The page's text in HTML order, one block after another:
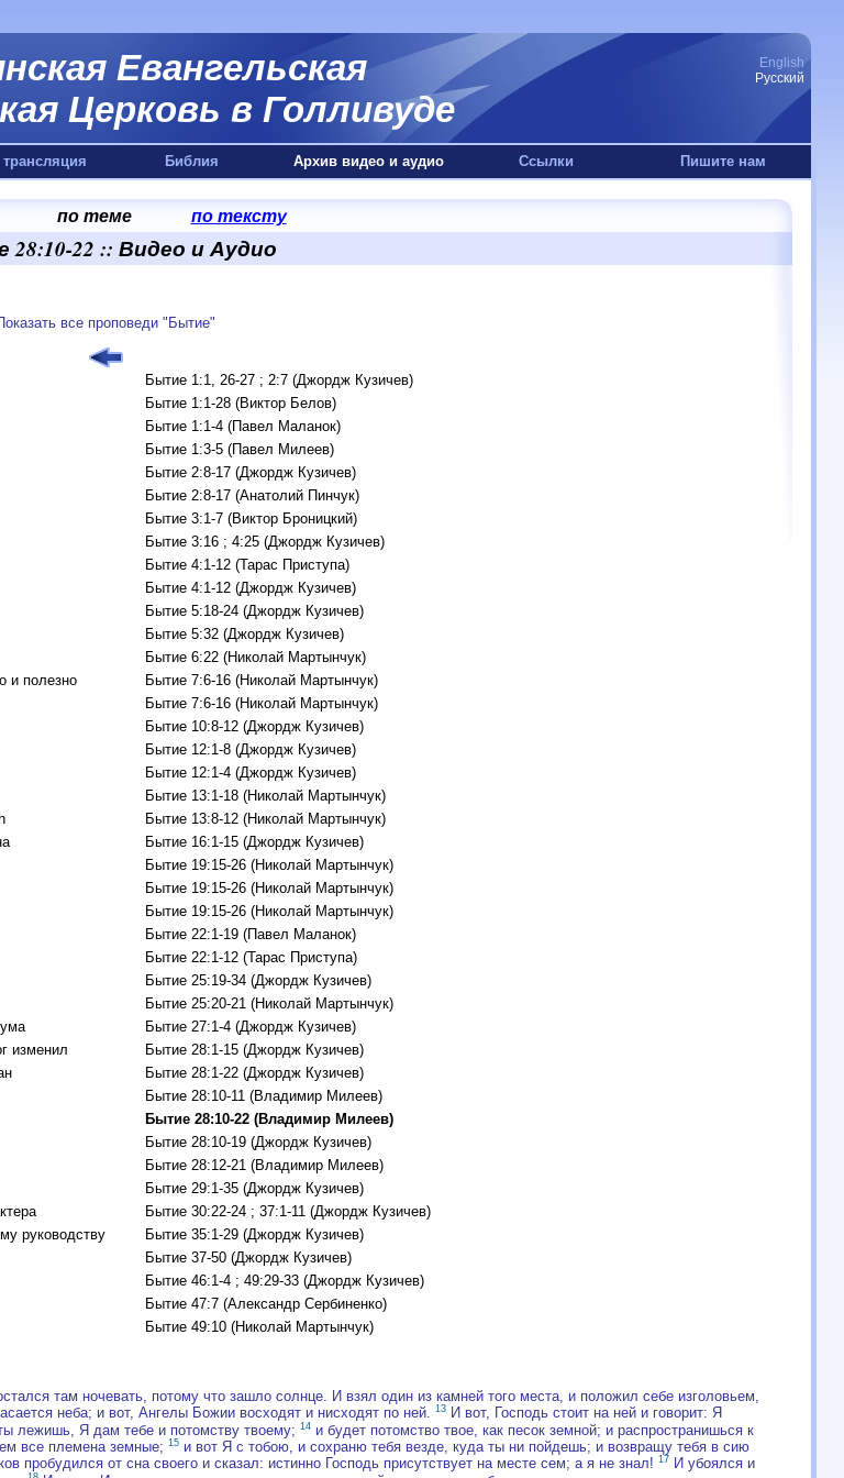
Евангельская
Церковь в Голливуде
English
Русский
Библия Архив видео и аудио Ссылки Пишите нам
по теме по тексту
22 :: Видео и Аудио
все проповеди "Бытие"
Бытие 1:1, 26-27 ; 2:7 (Джордж Кузичев)
Бытие 1:1-28 (Виктор Белов)
Бытие 1:1-4 (Павел Маланок)
Бытие 1:3-5 (Павел Милеев)
Бытие 2:8-17 (Джордж Кузичев)
Бытие 2:8-17 (Анатолий Пинчук)
Бытие 3:1-7 (Виктор Броницкий)
Бытие 3:16 ; 4:25 (Джордж Кузичев)
Бытие 4:1-12 (Тарас Приступа)
Бытие 4:1-12 (Джордж Кузичев)
Бытие 5:18-24 (Джордж Кузичев)
Бытие 5:32 (Джордж Кузичев)
Бытие 6:22 (Николай Мартынчук)
и полезно
Бытие 7:6-16 (Николай Мартынчук)
Бытие 7:6-16 (Николай Мартынчук)
Бытие 10:8-12 (Джордж Кузичев)
Бытие 12:1-8 (Джордж Кузичев)
Бытие 12:1-4 (Джордж Кузичев)
Бытие 13:1-18 (Николай Мартынчук)
Бытие 13:8-12 (Николай Мартынчук)
Бытие 16:1-15 (Джордж Кузичев)
Бытие 19:15-26 (Николай Мартынчук)
Бытие 19:15-26 (Николай Мартынчук)
Бытие 19:15-26 (Николай Мартынчук)
Бытие 22:1-19 (Павел Маланок)
Бытие 22:1-12 (Тарас Приступа)
Бытие 25:19-34 (Джордж Кузичев)
Бытие 25:20-21 (Николай Мартынчук)
Бытие 27:1-4 (Джордж Кузичев)
изменил
Бытие 28:1-15 (Джордж Кузичев)
Бытие 28:1-22 (Джордж Кузичев)
Бытие 28:10-11 (Владимир Милеев)
Бытие 28:10-22 (Владимир Милеев)
Бытие 28:10-19 (Джордж Кузичев)
Бытие 28:12-21 (Владимир Милеев)
Бытие 29:1-35 (Джордж Кузичев)
Бытие 30:22-24 ; 37:1-11 (Джордж Кузичев)
руководству
Бытие 35:1-29 (Джордж Кузичев)
Бытие 37-50 (Джордж Кузичев)
Бытие 46:1-4 ; 49:29-33 (Джордж Кузичев)
Бытие 47:7 (Александр Сербиненко)
Бытие 49:10 (Николай Мартынчук)
там ночевать, потому что зашло солнце. И взял один из камней того места, и положил себе изголовьем,
неба; и вот, Ангелы Божии восходят и нисходят по ней. 13 И вот, Господь стоит на ней и говорит: Я
лежишь, Я дам тебе и потомству твоему; 14 и будет потомство твое, как песок земной; и распространишься к
все племена земные; 15 и вот Я с тобою, и сохраню тебя везде, куда ты ни пойдешь; и возвращу тебя в сию
пробудился от сна своего и сказал: истинно Господь присутствует на месте сем; а я не знал! 17 И убоялся и